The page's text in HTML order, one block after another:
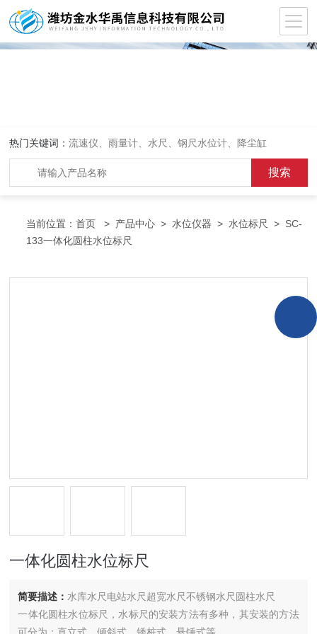
热门关键词：流速仪、雨量计、水尺、钢尺水位计、降尘缸
当前位置：首页 > 产品中心 > 水位仪器 > 水位标尺
> SC-
133一体化圆柱水位标尺
一体化圆柱水位标尺
简要描述： 水库水尺电站水尺超宽水尺不锈钢水尺圆柱水尺
一体化圆柱水位标尺，水标尺的安装方法有多种，其安装的方法